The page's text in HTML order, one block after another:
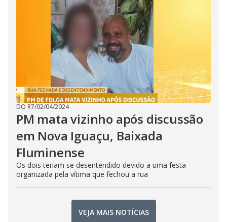
DO R7/02/04/2024
PM mata vizinho após discussão
em Nova Iguaçu, Baixada
Fluminense
Os dois teriam se desentendido devido a uma festa
organizada pela vítima que fechou a rua
VEJA MAIS NOTÍCIAS